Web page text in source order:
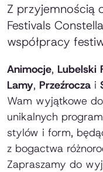
Z przyjemnością
Festivals
współpracy
Animocje, Lubelski
Lamy, Przeźrocza i
Wam wyjątkowe
unikalnych
stylów i form,
z bogactwa
Zapraszamy do